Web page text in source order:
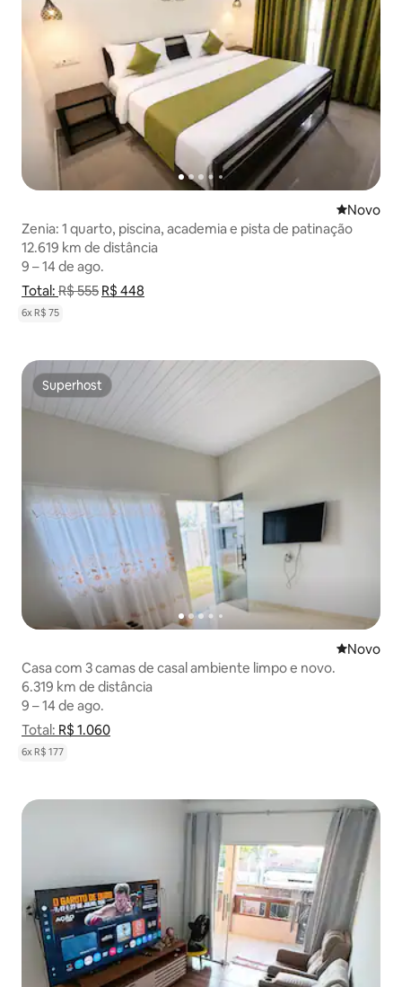
Zenia: 1 quarto, piscina, academia e pista de patinação
12.619 km de distância
12.619 km de distância
9 – 14 de ago.
9 – 14 de ago.
Total: Mostrar detalhamento de preço
R$ 555 R$ 448
6x R$ 75
Novo
Novo
Superhost
Superhost
Casa com 3 camas de casal ambiente limpo e novo.
6.319 km de distância
6.319 km de distância
9 – 14 de ago.
9 – 14 de ago.
Total: R$ 1.060
Total: R$ 1.060
6x R$ 177
Novo
Novo